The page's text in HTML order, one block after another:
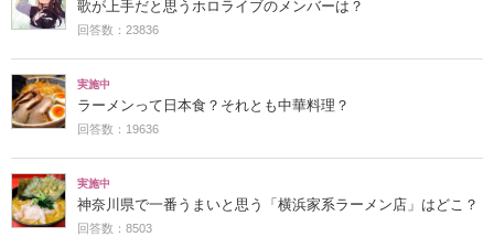
歌が上手だと思うホロライブのメンバーは？
回答数：23836
実施中
ラーメンって日本食？それとも中華料理？
回答数：19636
実施中
神奈川県で一番うまいと思う「横浜家系ラーメン店」はどこ？
回答数：8503